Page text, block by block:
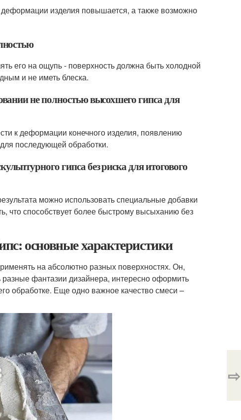
изделия повышается, а также возможно
его на ощупь - поверхность должна быть холодной
и не иметь блеска.
не полностью высохшего гипса для
к деформации конечного изделия, появлению
последующей обработки.
гипса без риска для итогового
можно использовать специальные добавки
что способствует более быстрому высыханию без
основные характеристики
на абсолютно разных поверхностях. Он,
фантазии дизайнера, интересно оформить
обработке. Еще одно важное качество смеси –
⇨